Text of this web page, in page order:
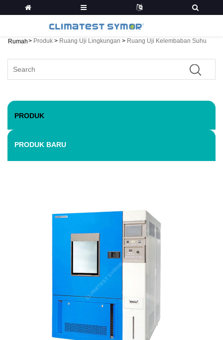
Rumah> Produk > Ruang Uji Lingkungan > Ruang Uji Kelembaban Suhu
PRODUK
PRODUK BARU